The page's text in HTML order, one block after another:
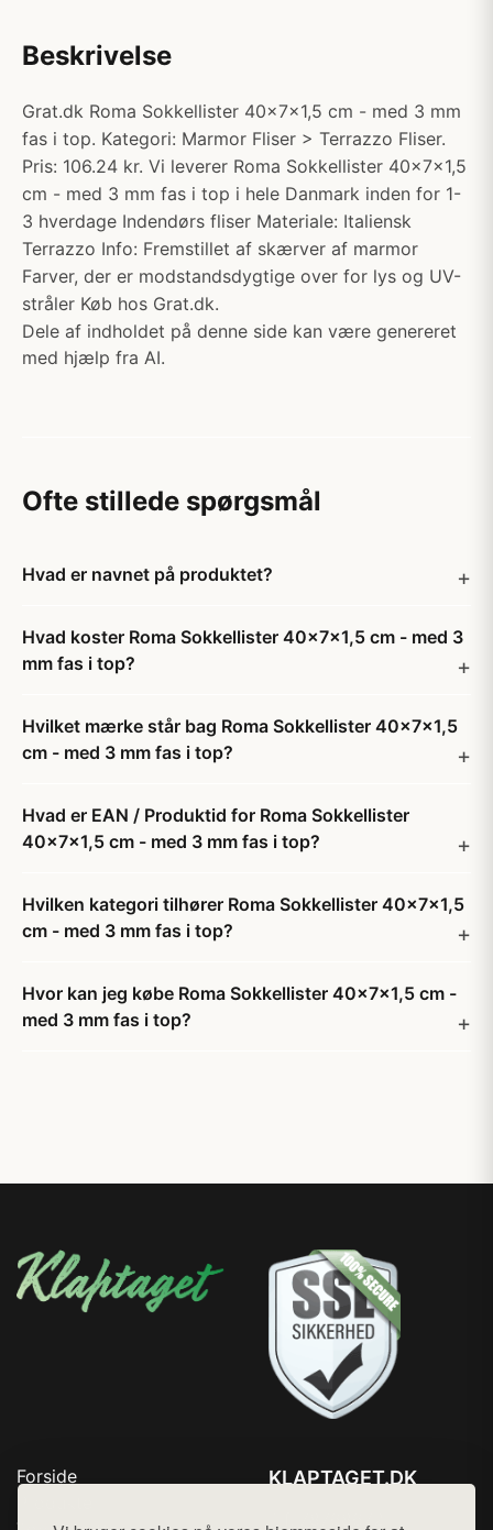
Beskrivelse
Grat.dk Roma Sokkellister 40x7x1,5 cm - med 3 mm
fas i top. Kategori: Marmor Fliser > Terrazzo Fliser.
Pris: 106.24 kr. Vi leverer Roma Sokkellister 40x7x1,5
cm - med 3 mm fas i top i hele Danmark inden for 1-
3 hverdage Indendørs fliser Materiale: Italiensk
Terrazzo Info: Fremstillet af skærver af marmor
Farver, der er modstandsdygtige over for lys og UV-
stråler Køb hos Grat.dk.
Dele af indholdet på denne side kan være genereret
med hjælp fra AI.
Ofte stillede spørgsmål
Hvad er navnet på produktet?
Hvad koster Roma Sokkellister 40x7x1,5 cm - med 3
mm fas i top?
Hvilket mærke står bag Roma Sokkellister 40x7x1,5
cm - med 3 mm fas i top?
Hvad er EAN / Produktid for Roma Sokkellister
40x7x1,5 cm - med 3 mm fas i top?
Hvilken kategori tilhører Roma Sokkellister 40x7x1,5
cm - med 3 mm fas i top?
Hvor kan jeg købe Roma Sokkellister 40x7x1,5 cm -
med 3 mm fas i top?
Forside
KLAPTAGET.DK